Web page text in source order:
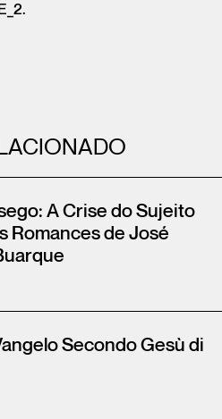
A Crise do Sujeito
Romances de José
Secondo Gesù di